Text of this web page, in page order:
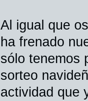
Al igual que
ha frenado
sólo tenemos
sorteo
actividad que